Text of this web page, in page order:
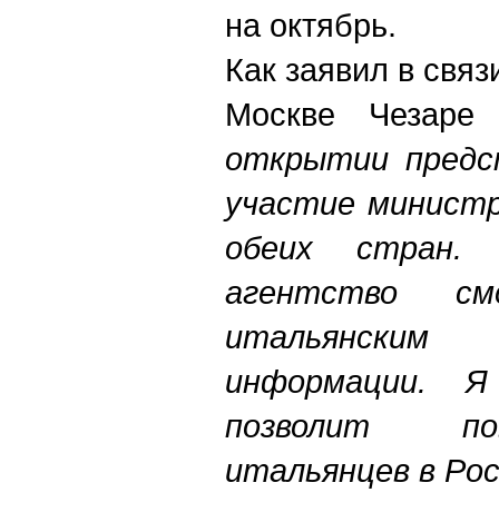
на октябрь.
Как заявил в
Москве
открытии
участие
обеих стран.
агентство
информации.
позволит
итальянцев в